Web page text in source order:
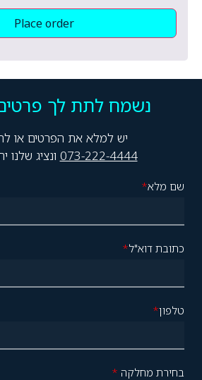
Place order
נשמח לתת לך
יש למלא את הפרטים או
073-222-4444 ונציג שלנו
שם מלא*
כתובת דוא"ל*
טלפון*
בחירת מחלקה *